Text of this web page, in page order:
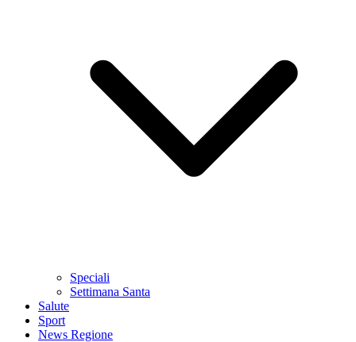
Speciali
Settimana Santa
Salute
Sport
News Regione